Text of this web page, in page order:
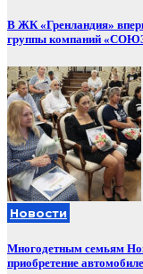
В ЖК «Гренландия»
группы компаний
Новости
Многодетным семьям
приобретение